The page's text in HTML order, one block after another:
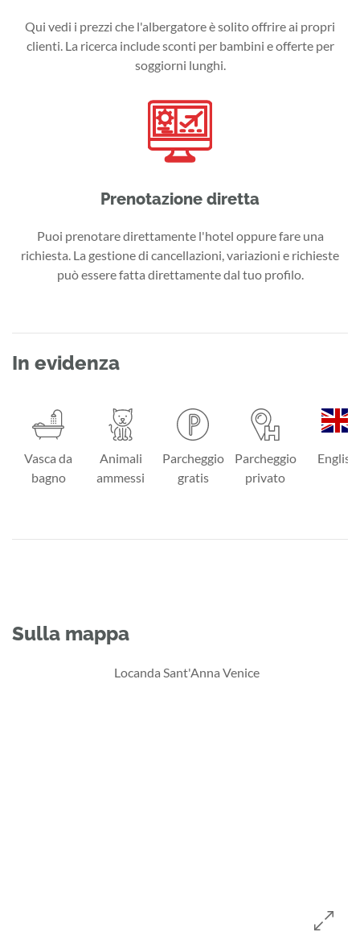
Qui vedi i prezzi che l'albergatore è solito offrire ai propri
clienti. La ricerca include sconti per bambini e offerte per
soggiorni lunghi.
Prenotazione diretta
Puoi prenotare direttamente l'hotel oppure fare una
richiesta. La gestione di cancellazioni, variazioni e richieste
può essere fatta direttamente dal tuo profilo.
In evidenza
Vasca da
bagno
Animali
ammessi
Parcheggio
gratis
Parcheggio
privato
English
Sulla mappa